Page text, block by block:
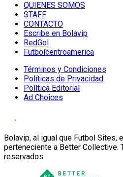
QUIENES SOMOS
STAFF
CONTACTO
Escribe en Bolavip
RedGol
Futbolcentroamerica
Términos y Condiciones
Políticas de Privacidad
Política Editorial
Ad Choices
Bolavip, al igual que Futbol Sites,
perteneciente a Better Collective.
reservados